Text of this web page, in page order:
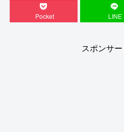
Pocket LINE
スポンサ